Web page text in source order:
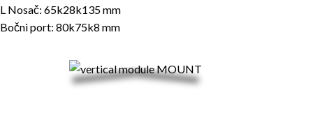
L Nosač: 65k28k135 mm
Bočni port: 80k75k8 mm